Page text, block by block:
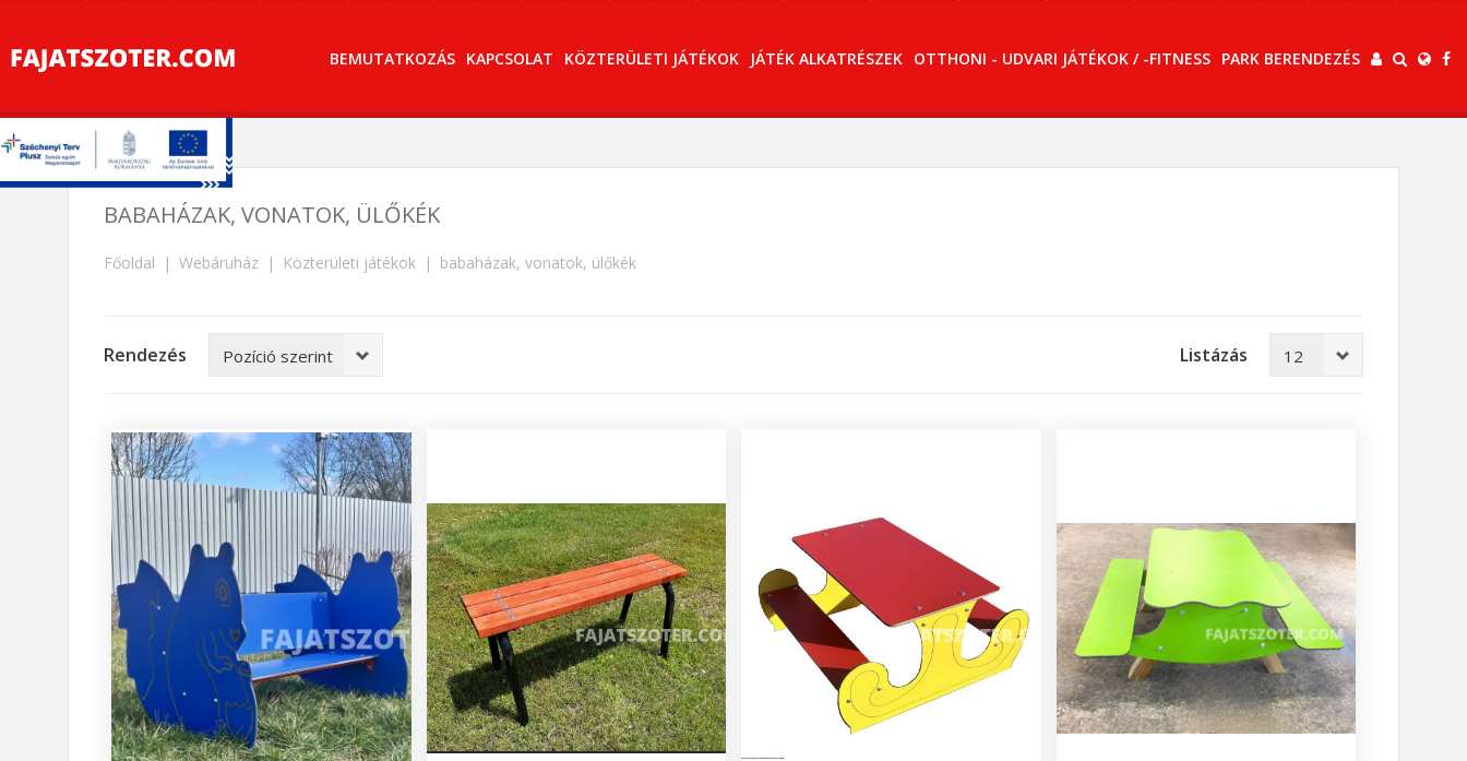
BEMUTATKOZÁS KAPCSOLAT KÖZTERÜLETI JÁTÉKOK JÁTÉK ALKATRÉSZEK OTTHONI - UDVARI JÁTÉKOK / -FITNESS PARK BERENDEZÉS
BABAHÁZAK, VONATOK, ÜLŐKÉK
Főoldal Webáruház Közterületi játékok babaházak, vonatok, ülőkék
Rendezés Listázás